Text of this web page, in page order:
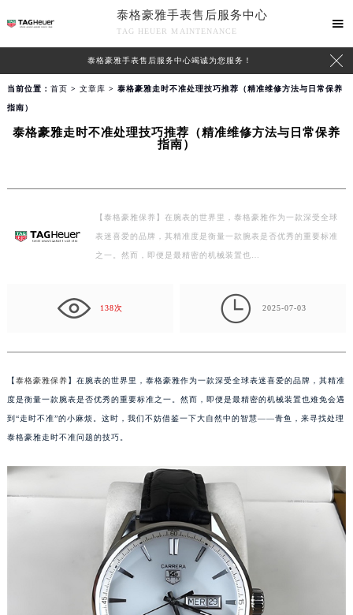
泰格豪雅手表售后服务中心
TAG HEUER MAINTENANCE

泰格豪雅手表售后服务中心竭诚为您服务！ 
当前位置： 首页 > 文章库 > 泰格豪雅走时不准处理技巧推荐（精准维修方法与日常保养
指南）
泰格豪雅走时不准处理技巧推荐（精准维修方法与日常保养
指南）
【泰格豪雅保养】在腕表的世界里，泰格豪雅作为一款深受全球
表迷喜爱的品牌，其精准度是衡量一款腕表是否优秀的重要标准
之一。然而，即便是最精密的机械装置也…
138次  2025-07-03
【泰格豪雅保养】在腕表的世界里，泰格豪雅作为一款深受全球表迷喜爱的品牌，其精准
度是衡量一款腕表是否优秀的重要标准之一。然而，即便是最精密的机械装置也难免会遇
到“走时不准”的小麻烦。这时，我们不妨借鉴一下大自然中的智慧——青鱼，来寻找处理
泰格豪雅走时不准问题的技巧。